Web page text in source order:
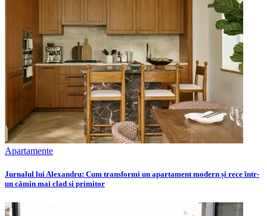
Apartamente
Jurnalul lui Alexandru: Cum transformi un apartament modern și rece într-
un cămin mai clad si primitor